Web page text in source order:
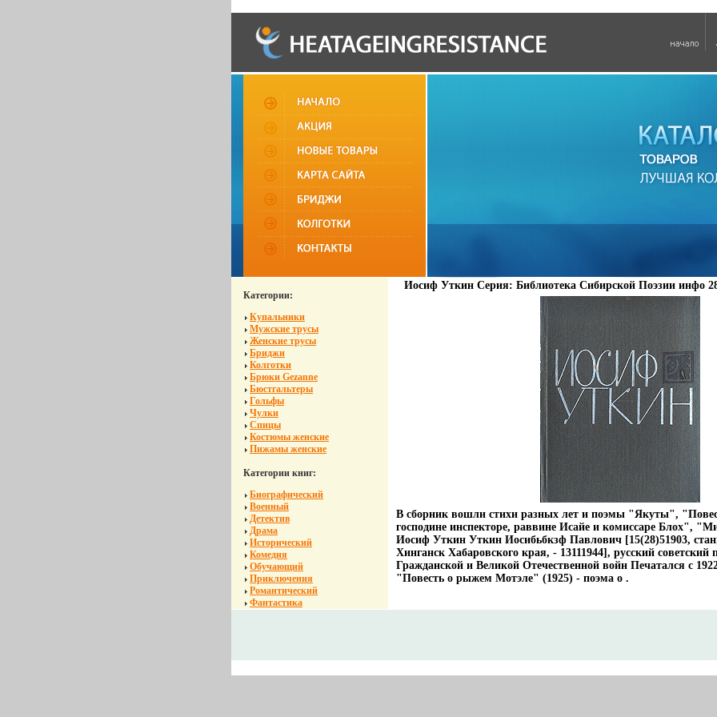
Категории:
Купальники
Мужские трусы
Женские трусы
Бриджи
Колготки
Брюки Gezanne
Бюстгальтеры
Гольфы
Чулки
Спицы
Костюмы женские
Пижамы женские
Категории книг:
Биографический
Военный
Детектив
Драма
Исторический
Комедия
Обучающий
Приключения
Романтический
Фантастика
Иосиф Уткин Серия: Библиотека Сибирской Поэзии инфо
В сборник вошли стихи разных лет и поэмы "Якуты",
господине инспекторе, раввине Исайе и комиссаре Блох",
Иосиф Уткин Уткин Иосибьбкзф Павлович [15(28)51903,
Хинганск Хабаровского края, - 13111944], русский советский
Гражданской и Великой Отечественной войн Печатался с
"Повесть о рыжем Мотэле" (1925) - поэма о .